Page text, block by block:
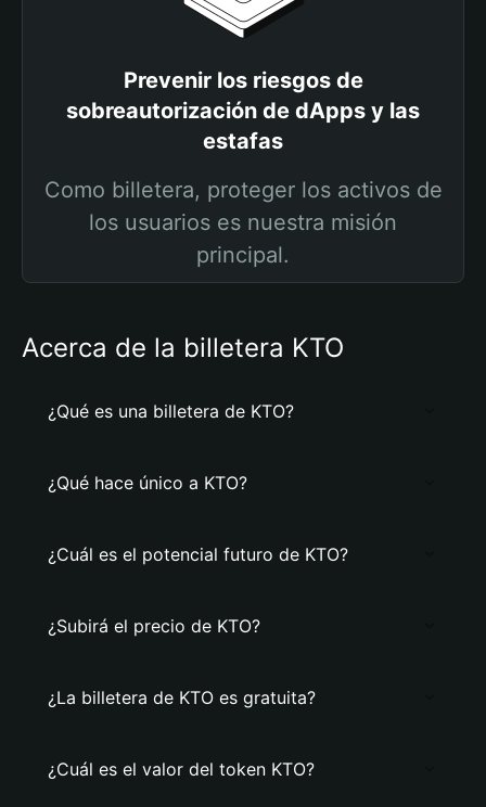
Prevenir los riesgos de
sobreautorización de dApps y las
estafas
Como billetera, proteger los activos de
los usuarios es nuestra misión
principal.
Acerca de la billetera KTO
¿Qué es una billetera de KTO?
¿Qué hace único a KTO?
¿Cuál es el potencial futuro de KTO?
¿Subirá el precio de KTO?
¿La billetera de KTO es gratuita?
¿Cuál es el valor del token KTO?